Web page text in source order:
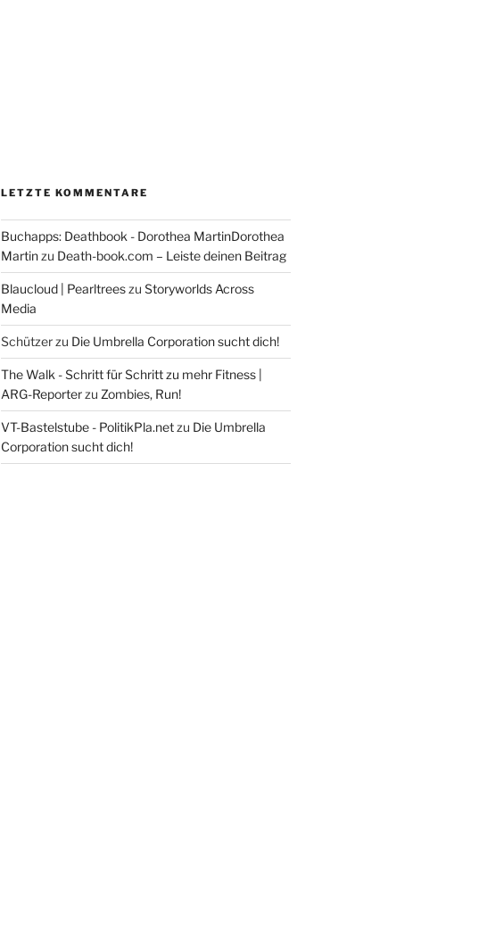
LETZTE KOMMENTARE
Buchapps: Deathbook - Dorothea MartinDorothea
Martinzu Death-book.com – Leiste deinen Beitrag
Blaucloud | Pearltreeszu Storyworlds Across
Media
Schützerzu Die Umbrella Corporation sucht dich!
The Walk - Schritt für Schritt zu mehr Fitness |
ARG-Reporterzu Zombies, Run!
VT-Bastelstube - PolitikPla.netzu Die Umbrella
Corporation sucht dich!